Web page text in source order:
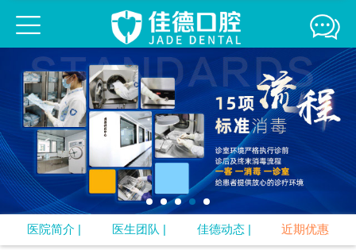
佳德简介 医生团队 来院路线
媒体报道 精彩互动 牙齿正畸
牙齿修复 口腔疾病
口腔预防 专题
口腔知识
医院简介 | 医生团队 | 佳德动态 | 近期优惠